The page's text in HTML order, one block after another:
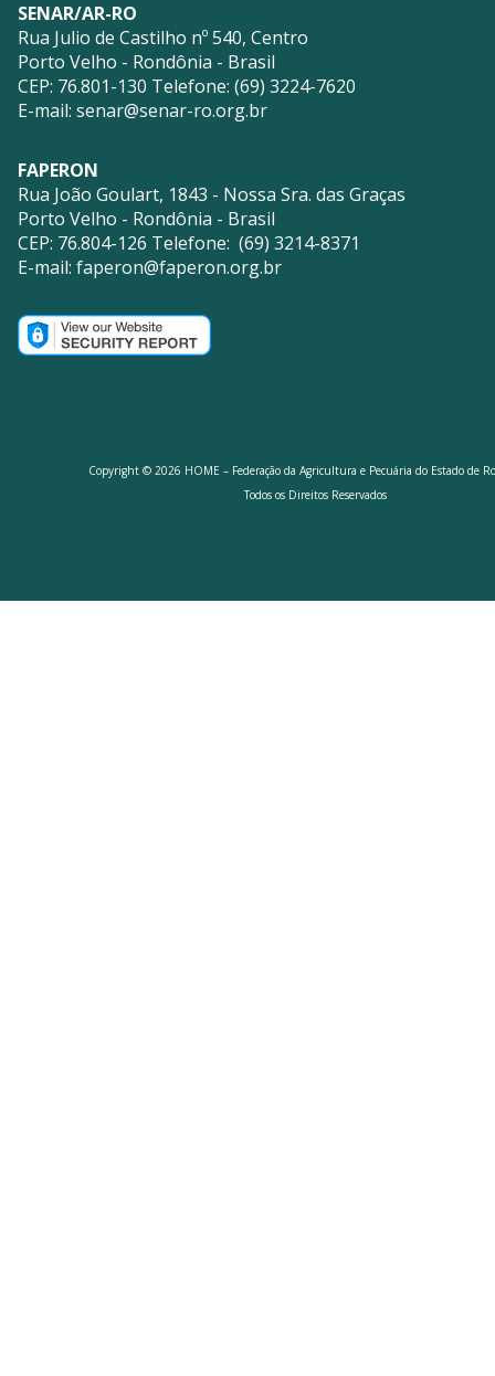
SENAR/AR-RO
Rua Julio de Castilho nº 540, Centro
Porto Velho - Rondônia - Brasil
CEP: 76.801-130 Telefone: (69) 3224-7620
E-mail: senar@senar-ro.org.br
FAPERON
Rua João Goulart, 1843 - Nossa Sra. das Graças
Porto Velho - Rondônia - Brasil
CEP: 76.804-126 Telefone: (69) 3214-8371
E-mail: faperon@faperon.org.br
Copyright © 2026 HOME – Federação da Agricultura e Pecuária do Estado de
Todos os Direitos Reservados